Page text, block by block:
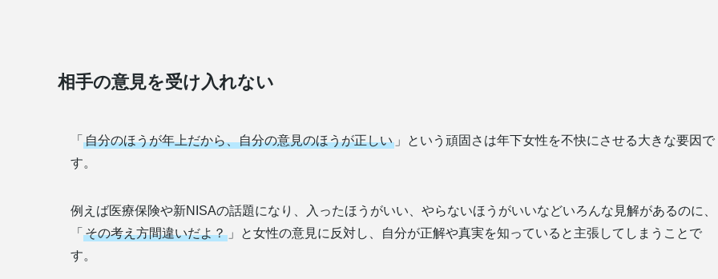
相手の意見を受け入れない
「 自分のほうが年上だから、自分の意見のほうが正しい 」という頑固さは年下女性を不快にさせる大きな要因で
す。
例えば医療保険や新NISAの話題になり、入ったほうがいい、やらないほうがいいなどいろんな見解があるのに、
「 その考え方間違いだよ？ 」と女性の意見に反対し、自分が正解や真実を知っていると主張してしまうことで
す。